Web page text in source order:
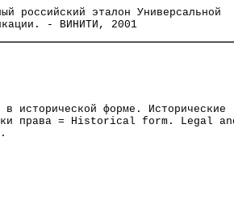
эталон Универсальной
- ВИНИТИ, 2001
форме. Исторические
права = Historical form. Legal